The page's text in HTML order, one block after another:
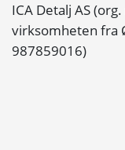
ICA Detalj AS
virksomheten fra
987859016)